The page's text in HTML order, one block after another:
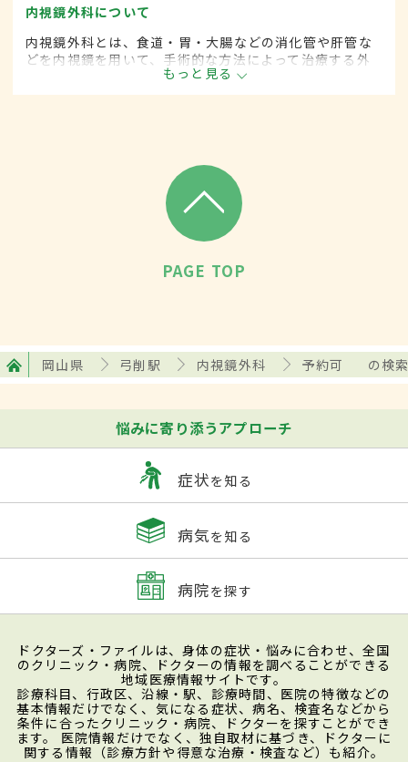
内視鏡外科について
内視鏡外科とは、食道・胃・大腸などの消化管や肝管な
どを内視鏡を用いて、手術的な方法によって治療する外
科の一領域です。胃がん、大腸がん、肺がん、甲状腺が
ん、肝臓がんなどさまざまな領域に広がってきていま
もっと見る
PAGE TOP
岡山県 弓削駅 内視鏡外科 予約可 の検
悩みに寄り添うアプローチ
症状を知る
病気を知る
病院を探す
ドクターズ・ファイルは、身体の症状・悩みに合わせ、全国
のクリニック・病院、ドクターの情報を調べることができる
地域医療情報サイトです。
診療科目、行政区、沿線・駅、診療時間、医院の特徴などの
基本情報だけでなく、気になる症状、病名、検査名などから
条件に合ったクリニック・病院、ドクターを探すことができ
ます。 医院情報だけでなく、独自取材に基づき、ドクターに
関する情報（診療方針や得意な治療・検査など）も紹介。